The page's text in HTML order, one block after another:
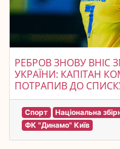
РЕБРОВ ЗНОВУ ВНІС
УКРАЇНИ: КАПІТАН
ПОТРАПИВ ДО
Спорт
Національна
ФК "Динамо" Київ